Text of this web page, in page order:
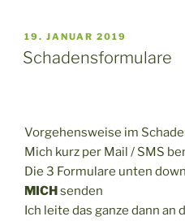
VERÖFFENTLICHT
AM
19. JANUAR 2019
Schadensformulare
Vorgehensweise im
Mich kurz per Mail / SMS
Die 3 Formulare unten
MICHsenden
Ich leite das ganze dann